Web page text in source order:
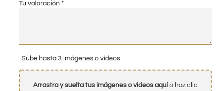
Tu valoración *
Sube hasta 3 imágenes o vídeos
Arrastra y suelta tus imágenes o videos aquío haz clic